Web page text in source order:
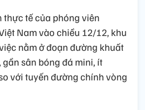
thực tế của phóng viên
Nam vào chiều 12/12, khu
nằm ở đoạn đường khuất
sân bóng đá mini, ít
với tuyến đường chính vòng